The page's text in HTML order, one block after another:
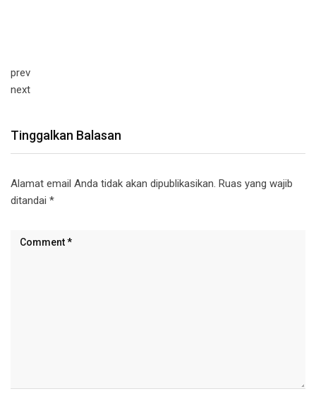
prev
next
Tinggalkan Balasan
Alamat email Anda tidak akan dipublikasikan. Ruas yang wajib
ditandai *